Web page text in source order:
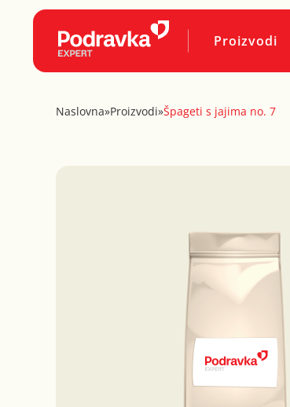
Proizvodi
Naslovna»Proizvodi»Špageti s jajima no. 7